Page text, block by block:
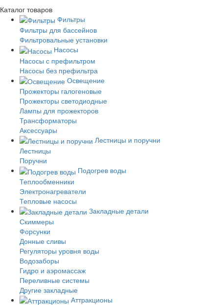
Каталог товаров
Фильтры
Фильтры для бассейнов
Фильтровальные установки
Насосы
Насосы с префильтром
Насосы без префильтра
Освещение
Прожекторы галогеновые
Прожекторы светодиодные
Лампы для прожекторов
Трансформаторы
Аксессуары
Лестницы и поручни
Лестницы
Поручни
Подогрев воды
Теплообменники
Электронагреватели
Тепловые насосы
Закладные детали
Скиммеры
Форсунки
Донные сливы
Регуляторы уровня воды
Водозаборы
Гидро и аэромассаж
Переливные системы
Другие закладные
Аттракционы